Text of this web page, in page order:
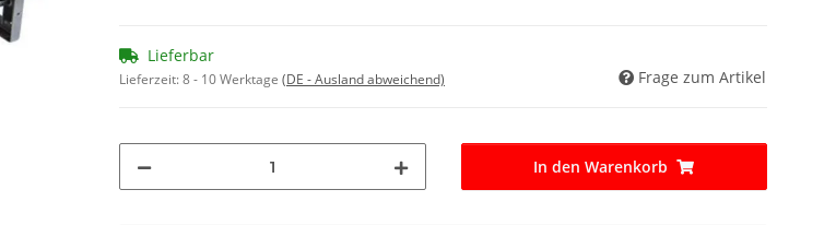
Lieferbar
Lieferzeit:8 - 10 Werktage (DE - Ausland abweichend) Frage zum Artikel
In den Warenkorb